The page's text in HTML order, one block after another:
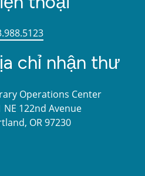
chỉ nhận thư
Operations Center
NE 122nd Avenue
OR 97230